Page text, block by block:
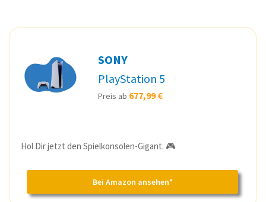
SONY
PlayStation 5
Preis ab 677,99 €
Hol Dir jetzt den Spielkonsolen-Gigant. 🎮
Bei Amazon ansehen*